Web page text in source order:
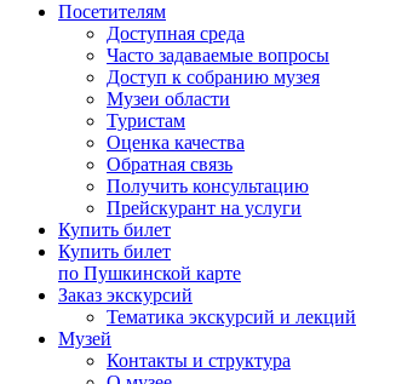
Посетителям
Доступная среда
Часто задаваемые вопросы
Доступ к собранию музея
Музеи области
Туристам
Оценка качества
Обратная связь
Получить консультацию
Прейскурант на услуги
Купить билет
Купить билет
по Пушкинской карте
Заказ экскурсий
Тематика экскурсий и лекций
Музей
Контакты и структура